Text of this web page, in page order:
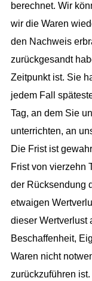
berechnet. Wir
wir die Waren
den Nachweis
zurückgesandt
Zeitpunkt ist. Sie
jedem Fall
Tag, an dem Sie
unterrichten, an
Die Frist ist
Frist von vierzehn
der Rücksendung
etwaigen
dieser Wertverlust
Beschaffenheit,
Waren nicht
zurückzuführen ist.